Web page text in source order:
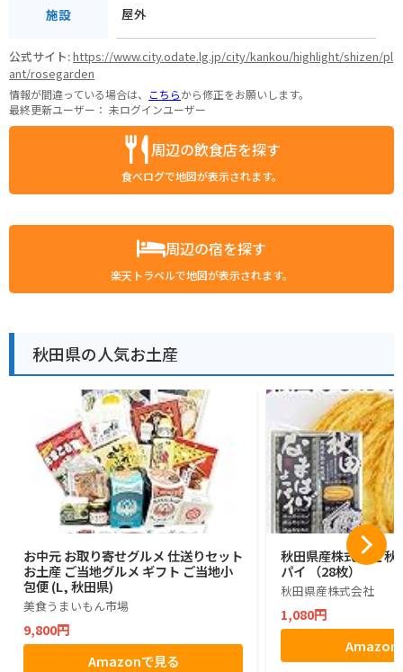
施設 屋外
公式サイト:https://www.city.odate.lg.jp/city/kankou/highlight/shizen/pl
ant/rosegarden
情報が間違っている場合は、 こちらから修正をお願いします。
最終更新ユーザー： 未ログインユーザー
周辺の飲食店を探す
食べログで地図が表示されます。
周辺の宿を探す
楽天トラベルで地図が表示されます。
秋田県の人気お土産
お中元 お取り寄せグルメ 仕送りセット
お土産 ご当地グルメ ギフト ご当地小
包便 (L, 秋田県)
美食うまいもん市場
9,800円
Amazonで見る
秋田県産株式会社 秋
パイ （28枚）
秋田県産株式会社
1,080円
Amazon